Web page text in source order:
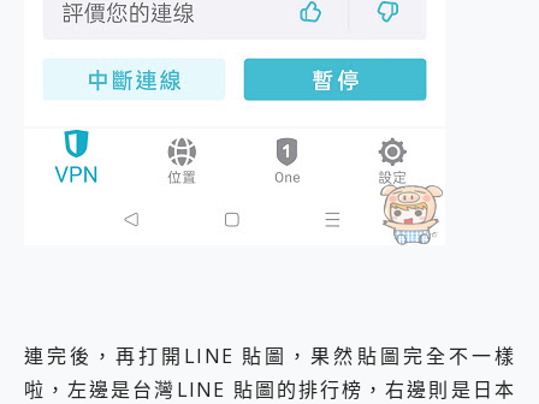
連完後，再打開LINE 貼圖，果然貼圖完全不一樣
啦，左邊是台灣LINE 貼圖的排行榜，右邊則是日本